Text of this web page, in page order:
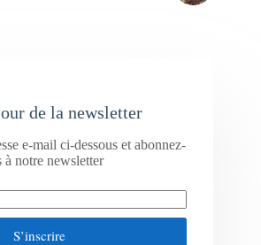
de la newsletter
e-mail ci-dessous et abonnez-
à notre newsletter
S’inscrire